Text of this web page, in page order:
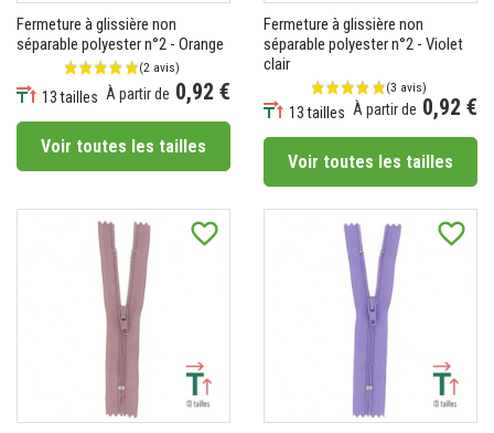
Fermeture à glissière non
séparable polyester n°2 - Orange
13 tailles À partir de 0,92 €
Voir toutes les tailles
Fermeture à glissière non
séparable polyester n°2 - Violet
clair
13 tailles À partir de 0,92 €
Voir toutes les tailles
favorite_border favorite_border